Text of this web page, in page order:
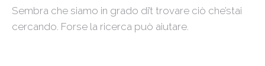
Sembra che siamo in grado di’t trovare ciò che’stai
cercando. Forse la ricerca può aiutare.